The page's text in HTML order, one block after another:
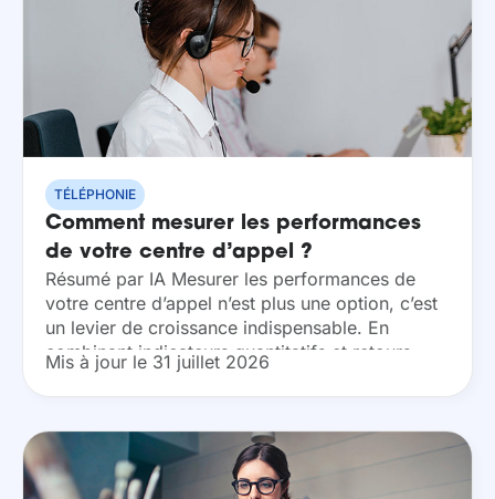
TÉLÉPHONIE
Comment mesurer les performances
de votre centre d’appel ?
Résumé par IA Mesurer les performances de
votre centre d’appel n’est plus une option, c’est
un levier de croissance indispensable. En
combinant indicateurs quantitatifs et retours
qualitatifs, vous optimisez l’efficacité de vos
équipes tout en offrant...
Mis à jour le 31 juillet 2026